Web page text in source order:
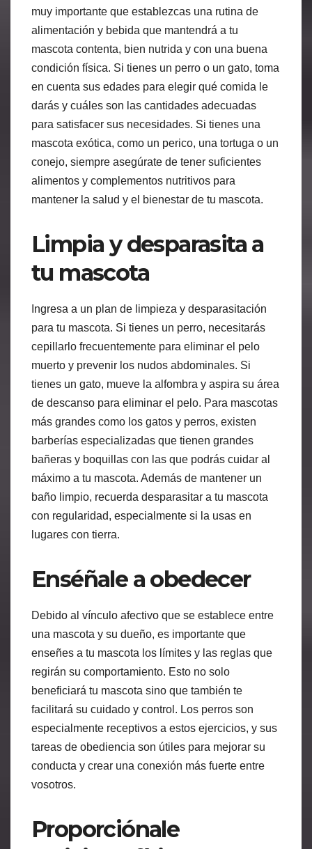
muy importante que establezcas una rutina de
alimentación y bebida que mantendrá a tu
mascota contenta, bien nutrida y con una buena
condición física. Si tienes un perro o un gato, toma
en cuenta sus edades para elegir qué comida le
darás y cuáles son las cantidades adecuadas
para satisfacer sus necesidades. Si tienes una
mascota exótica, como un perico, una tortuga o un
conejo, siempre asegúrate de tener suficientes
alimentos y complementos nutritivos para
mantener la salud y el bienestar de tu mascota.
Limpia y desparasita a
tu mascota
Ingresa a un plan de limpieza y desparasitación
para tu mascota. Si tienes un perro, necesitarás
cepillarlo frecuentemente para eliminar el pelo
muerto y prevenir los nudos abdominales. Si
tienes un gato, mueve la alfombra y aspira su área
de descanso para eliminar el pelo. Para mascotas
más grandes como los gatos y perros, existen
barberías especializadas que tienen grandes
bañeras y boquillas con las que podrás cuidar al
máximo a tu mascota. Además de mantener un
baño limpio, recuerda desparasitar a tu mascota
con regularidad, especialmente si la usas en
lugares con tierra.
Enséñale a obedecer
Debido al vínculo afectivo que se establece entre
una mascota y su dueño, es importante que
enseñes a tu mascota los límites y las reglas que
regirán su comportamiento. Esto no solo
beneficiará tu mascota sino que también te
facilitará su cuidado y control. Los perros son
especialmente receptivos a estos ejercicios, y sus
tareas de obediencia son útiles para mejorar su
conducta y crear una conexión más fuerte entre
vosotros.
Proporciónale